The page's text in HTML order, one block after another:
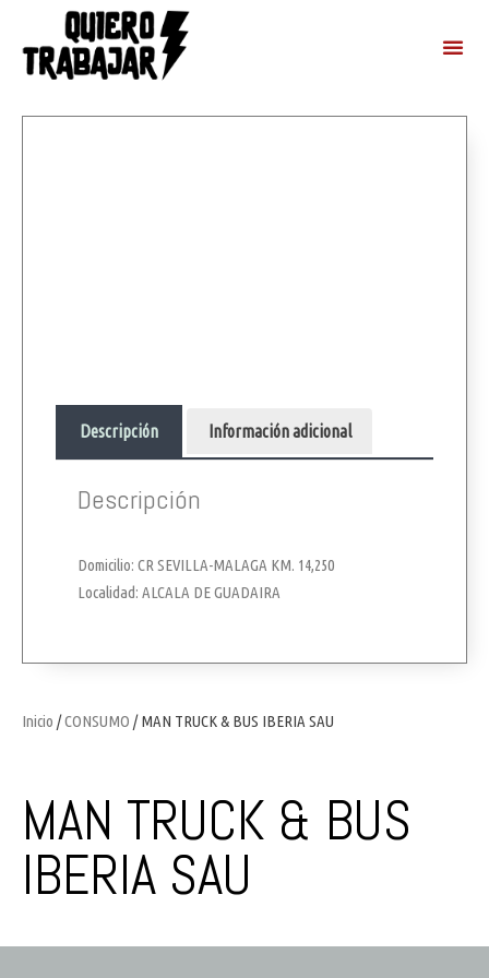
Inicio /CONSUMO / MAN TRUCK & BUS IBERIA SAU
MAN TRUCK & BUS
IBERIA SAU
Descripción Información adicional
Descripción
Domicilio: CR SEVILLA-MALAGA KM. 14,250
Localidad: ALCALA DE GUADAIRA